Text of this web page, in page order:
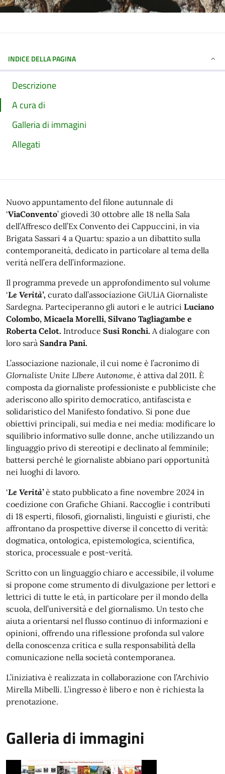
INDICE DELLA PAGINA
Descrizione
A cura di
Galleria di immagini
Allegati
Nuovo appuntamento del filone autunnale di
‘ViaConvento’ giovedì 30 ottobre alle 18 nella Sala
dell’Affresco dell’Ex Convento dei Cappuccini, in via
Brigata Sassari 4 a Quartu: spazio a un dibattito sulla
contemporaneità, dedicato in particolare al tema della
verità nell’era dell’informazione.
Il programma prevede un approfondimento sul volume
‘Le Verità’, curato dall’associazione GiULiA Giornaliste
Sardegna. Parteciperanno gli autori e le autrici Luciano
Colombo, Micaela Morelli, Silvano Tagliagambe e
Roberta Celot. Introduce Susi Ronchi. A dialogare con
loro sarà Sandra Pani.
L’associazione nazionale, il cui nome è l’acronimo di
GIornaliste Unite LIbere Autonome, è attiva dal 2011. È
composta da giornaliste professioniste e pubbliciste che
aderiscono allo spirito democratico, antifascista e
solidaristico del Manifesto fondativo. Si pone due
obiettivi principali, sui media e nei media: modificare lo
squilibrio informativo sulle donne, anche utilizzando un
linguaggio privo di stereotipi e declinato al femminile;
battersi perché le giornaliste abbiano pari opportunità
nei luoghi di lavoro.
‘Le Verità’è stato pubblicato a fine novembre 2024 in
coedizione con Grafiche Ghiani. Raccoglie i contributi
di 18 esperti, filosofi, giornalisti, linguisti e giuristi, che
affrontano da prospettive diverse il concetto di verità:
dogmatica, ontologica, epistemologica, scientifica,
storica, processuale e post-verità.
Scritto con un linguaggio chiaro e accessibile, il volume
si propone come strumento di divulgazione per lettori e
lettrici di tutte le età, in particolare per il mondo della
scuola, dell’università e del giornalismo. Un testo che
aiuta a orientarsi nel flusso continuo di informazioni e
opinioni, offrendo una riflessione profonda sul valore
della conoscenza critica e sulla responsabilità della
comunicazione nella società contemporanea.
L’iniziativa è realizzata in collaborazione con l’Archivio
Mirella Mibelli. L’ingresso è libero e non è richiesta la
prenotazione.
Galleria di immagini